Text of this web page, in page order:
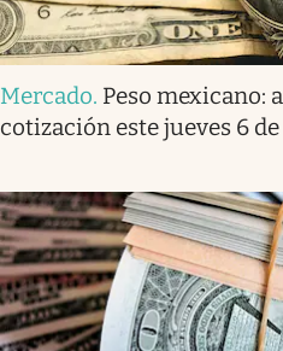
Mercado. Peso mexicano:
cotización este jueves 6